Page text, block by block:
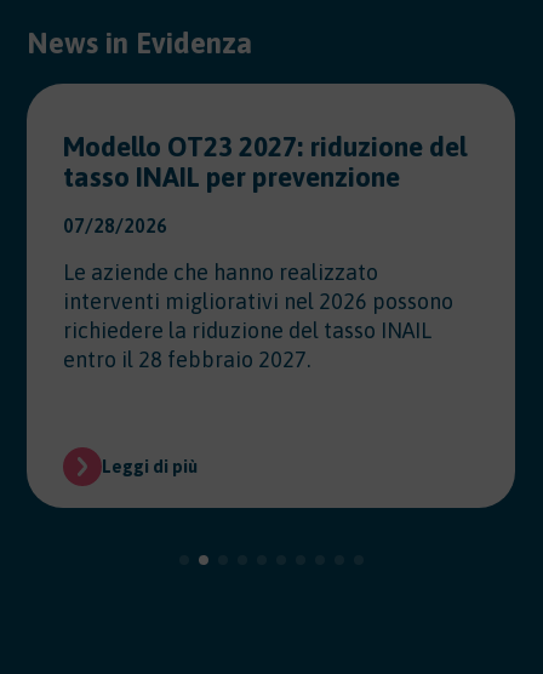
News in Evidenza
Modello OT23 2027: riduzione del
tasso INAIL per prevenzione
07/28/2026
Le aziende che hanno realizzato
interventi migliorativi nel 2026 possono
richiedere la riduzione del tasso INAIL
entro il 28 febbraio 2027.
Leggi di più